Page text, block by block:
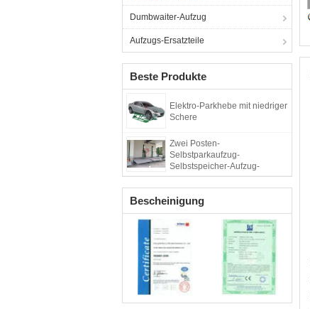
Dumbwaiter-Aufzug
Aufzugs-Ersatzteile
Beste Produkte
Elektro-Parkhebe mit niedriger
Schere
Zwei Posten-
Selbstparkaufzug-
Selbstspeicher-Aufzug-
Raumersparnis-
Verschleißfestigkeit
Bescheinigung